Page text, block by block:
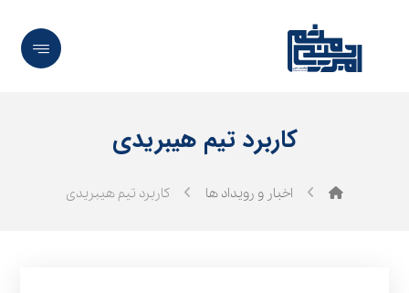
کاربرد تیم هیبریدی
اخبار و رویداد ها کاربرد تیم هیبریدی